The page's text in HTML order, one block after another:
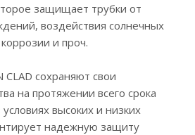
защищает трубки от
воздействия солнечных
и проч.
CLAD сохраняют свои
на протяжении всего срока
высоких и низких
надежную защиту